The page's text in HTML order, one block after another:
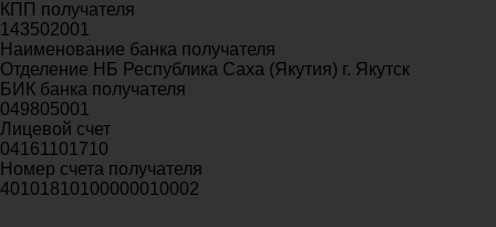
КПП получателя
143502001
Наименование банка получателя
Отделение НБ Республика Саха (Якутия) г. Якутск
БИК банка получателя
049805001
Лицевой счет
04161101710
Номер счета получателя
40101810100000010002